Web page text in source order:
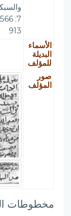
913
الأسماء
البديلة
للمؤلف
صور
المؤلف
مخطوطات